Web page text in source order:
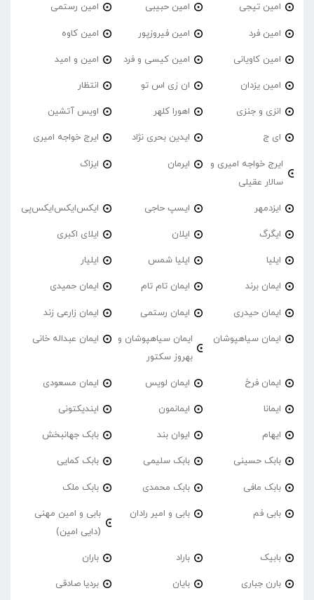
امین تیجی امین حبیبی امین رستمی
امین فرد امین فیروزپور امین کاوه
امین کاویانی امین کیسی و فرد امین و امید
امین یزدان ان زی اس تو انتظار
انزی و جنزی اهورا کلهر اویس آتشین
ای ج ایدین بحری نژاد ایرج خواجه امیری
ایرج خواجه امیری و
سالار عقیلی
ایرمان ایزاک
ایزدمهر ایسپ حاجی ایکس‌ایکس‌ایکس‌پی
ایگرگ ایلان ایلای اکبری
ایلیا ایلیا شمس ایلیار
ایمان برند ایمان تام تام ایمان حمیدی
ایمان حیدری ایمان رستمی ایمان زارعی زند
ایمان سیاهپوشان
ایمان سیاهپوشان و
بهروز سکتور
ایمان عبداله خانی
ایمان فرخ ایمان لویس ایمان مسعودی
ایمانا ایمانمون ایندیکتونی
ایهام ایوان بند بابک جهانبخش
بابک حسینی بابک سلیمی بابک کمایی
بابک مافی بابک محمدی بابک ملک
بابی فم بابی و امیر رادان
بابی و امین مهنی
(دایی امین)
بابیک باراد باران
بارن جباری بایان بردیا صادقی